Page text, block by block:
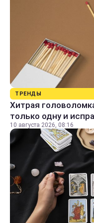
ТРЕНДЫ
Хитрая
только одну и
10 августа 2026, 08:16